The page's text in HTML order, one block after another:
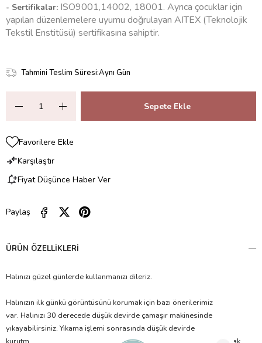
- Sertifikalar: ISO9001,14002, 18001. Ayrıca çocuklar için
yapılan düzenlemelere uyumu doğrulayan AITEX (Teknolojik
Tekstil Enstitüsü) sertifikasına sahiptir.
Tahmini Teslim Süresi:Aynı Gün
Favorilere Ekle
Karşılaştır
Fiyat Düşünce Haber Ver
Paylaş
ÜRÜN ÖZELLIKLERI
Halınızı güzel günlerde kullanmanızı dileriz.
Halınızın ilk günkü görüntüsünü korumak için bazı önerilerimiz
var. Halınızı 30 derecede düşük devirde çamaşır makinesinde
yıkayabilirsiniz. Yıkama işlemi sonrasında düşük devirde